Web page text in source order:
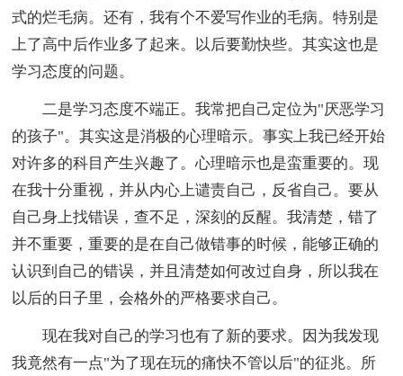
式的烂毛病。还有，我有个不爱写作业的毛病。特别是
上了高中后作业多了起来。以后要勤快些。其实这也是
学习态度的问题。
二是学习态度不端正。我常把自己定位为"厌恶学习
的孩子"。其实这是消极的心理暗示。事实上我已经开始
对许多的科目产生兴趣了。心理暗示也是蛮重要的。现
在我十分重视，并从内心上谴责自己，反省自己。要从
自己身上找错误，查不足，深刻的反醒。我清楚，错了
并不重要，重要的是在自己做错事的时候，能够正确的
认识到自己的错误，并且清楚如何改过自身，所以我在
以后的日子里，会格外的严格要求自己。
现在我对自己的学习也有了新的要求。因为我发现
我竟然有一点"为了现在玩的痛快不管以后"的征兆。所